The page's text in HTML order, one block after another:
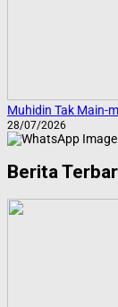
Muhidin Tak Main-
28/07/2026
Berita